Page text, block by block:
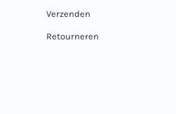
Verzenden
Retourneren